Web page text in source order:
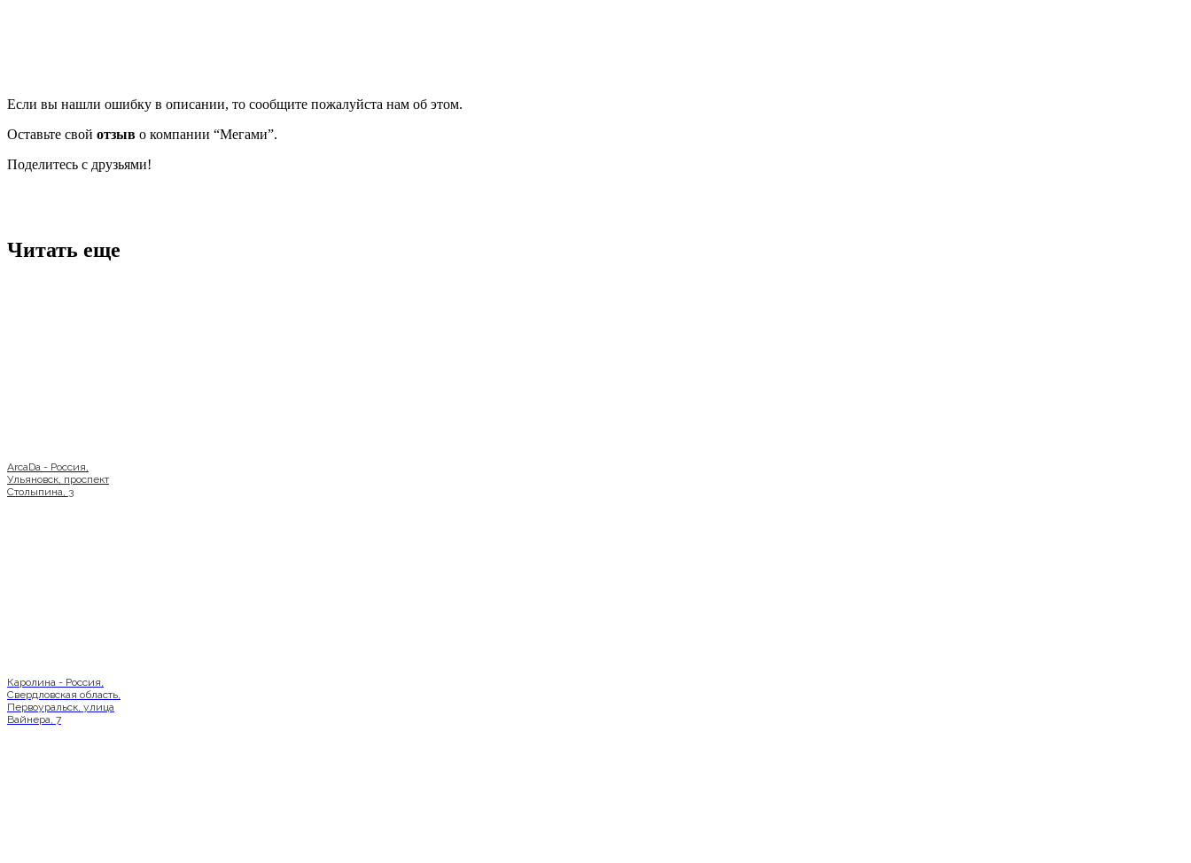
Если вы нашли ошибку в описании, то сообщите пожалуйста нам об этом.
Оставьте свой отзыв о компании “Мегами”.
Поделитесь с друзьями!
Читать еще
ArcaDa - Россия,
Ульяновск, проспект
Столыпина, 3
Каролина - Россия,
Свердловская область,
Первоуральск, улица
Вайнера, 7